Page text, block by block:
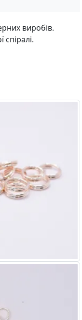
виробів.